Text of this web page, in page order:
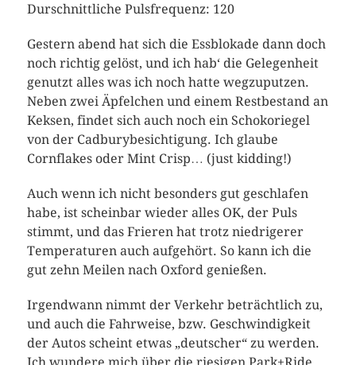
Durschnittliche Pulsfrequenz: 120
Gestern abend hat sich die Essblokade dann doch
noch richtig gelöst, und ich hab‘ die Gelegenheit
genutzt alles was ich noch hatte wegzuputzen.
Neben zwei Äpfelchen und einem Restbestand an
Keksen, findet sich auch noch ein Schokoriegel
von der Cadburybesichtigung. Ich glaube
Cornflakes oder Mint Crisp… (just kidding!)
Auch wenn ich nicht besonders gut geschlafen
habe, ist scheinbar wieder alles OK, der Puls
stimmt, und das Frieren hat trotz niedrigerer
Temperaturen auch aufgehört. So kann ich die
gut zehn Meilen nach Oxford genießen.
Irgendwann nimmt der Verkehr beträchtlich zu,
und auch die Fahrweise, bzw. Geschwindigkeit
der Autos scheint etwas „deutscher“ zu werden.